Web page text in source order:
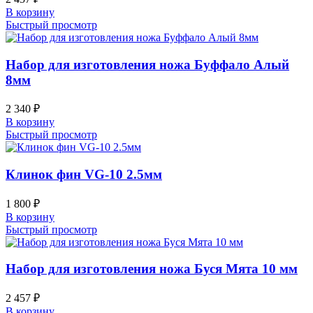
В корзину
Быстрый просмотр
Набор для изготовления ножа Буффало Алый
8мм
2 340 ₽
В корзину
Быстрый просмотр
Клинок фин VG-10 2.5мм
1 800 ₽
В корзину
Быстрый просмотр
Набор для изготовления ножа Буся Мята 10 мм
2 457 ₽